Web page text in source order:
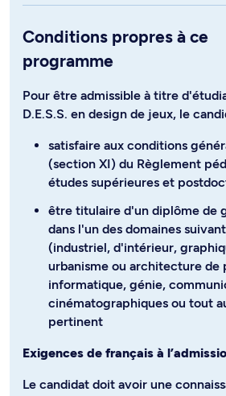
Conditions propres à ce
programme
Pour être admissible à titre
D.E.S.S. en design de jeux, le
satisfaire aux conditions
(section XI) du Règlement
études supérieures et
être titulaire d'un diplôme de
dans l'un des domaines
(industriel, d'intérieur,
urbanisme ou architecture de
informatique, génie,
cinématographiques ou tout
pertinent
Exigences de français à
Le candidat doit avoir une